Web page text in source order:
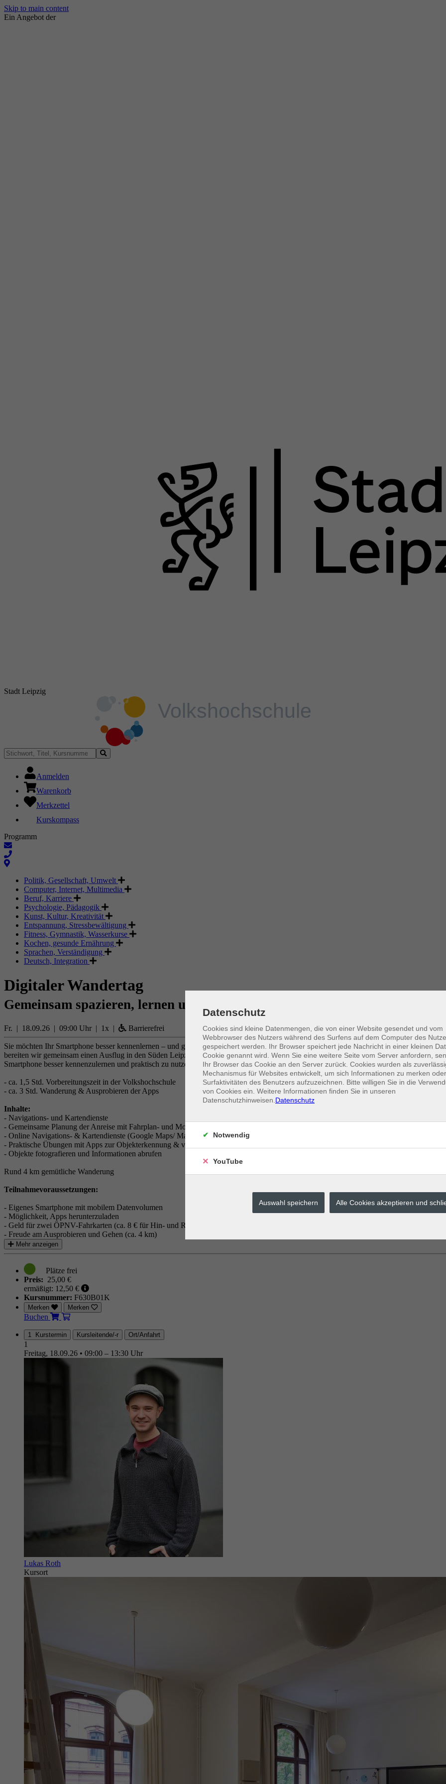
Skip to main content
Ein Angebot der
Stadt Leipzig
Anmelden
Warenkorb
Merkzettel
Kurskompass
Programm
Politik, Gesellschaft, Umwelt
Computer, Internet, Multimedia
Beruf, Karriere
Psychologie, Pädagogik
Kunst, Kultur, Kreativität
Entspannung, Stressbewältigung
Fitness, Gymnastik, Wasserkurse
Kochen, gesunde Ernährung
Sprachen, Verständigung
Deutsch, Integration
Digitaler Wandertag
Gemeinsam spazieren, lernen und entdecken
Fr. | 18.09.26 | 09:00 Uhr | 1x | Barrierefrei
Sie möchten Ihr Smartphone besser kennenlernen – und gleichzeitig einen schönen Tag in der Natur verbringen? Dann ist unser Digitaler
bereiten wir gemeinsam einen Ausflug in den Süden Leipzigs vor und entdecken unterwegs, wie vielseitig Ihr Smartphone sein kann. Der
Smartphone besser kennenzulernen und praktisch zu nutzen.
- ca. 1,5 Std. Vorbereitungszeit in der Volkshochschule
- ca. 3 Std. Wanderung & Ausprobieren der Apps
Inhalte:
- Navigations- und Kartendienste
- Gemeinsame Planung der Anreise mit Fahrplan- und Mobilitäts-Apps für den ÖPNV
- Online Navigations- & Kartendienste (Google Maps/ Mappy /...)
- Praktische Übungen mit Apps zur Objekterkennung & visuellen Analyse (Pflanzen, Pilze & Tiere bestimmen, Vogelstimmen erkennen)
- Objekte fotografieren und Informationen abrufen
Rund 4 km gemütliche Wanderung
Teilnahmevoraussetzungen:
- Eigenes Smartphone mit mobilem Datenvolumen
- Möglichkeit, Apps herunterzuladen
- Geld für zwei ÖPNV-Fahrkarten (ca. 8 € für Hin- und Rückfahrt)
- Freude am Ausprobieren und Gehen (ca. 4 km)
Mehr anzeigen
Preis: 25,00 €
ermäßigt: 12,50 €
Kursnummer: F630B01K
Merken Merken
Buchen
1 Kurstermin Kursleitende/-r Ort/Anfahrt
1
Freitag, 18.09.26 • 09:00 – 13:30 Uhr
Lukas Roth
Kursort
Datenschutz
Cookies sind kleine Datenmengen, die von einer Website gesendet und vom
Webbrowser des Nutzers während des Surfens auf dem Computer des
gespeichert werden. Ihr Browser speichert jede Nachricht in einer kleinen
Cookie genannt wird. Wenn Sie eine weitere Seite vom Server anfordern,
Ihr Browser das Cookie an den Server zurück. Cookies wurden als
Mechanismus für Websites entwickelt, um sich Informationen zu merken
Surfaktivitäten des Benutzers aufzuzeichnen. Bitte willigen Sie in die
von Cookies ein. Weitere Informationen finden Sie in unseren
Datenschutzhinweisen. Datenschutz
Notwendig
YouTube
Auswahl speichern Alle Cookies akzeptieren und